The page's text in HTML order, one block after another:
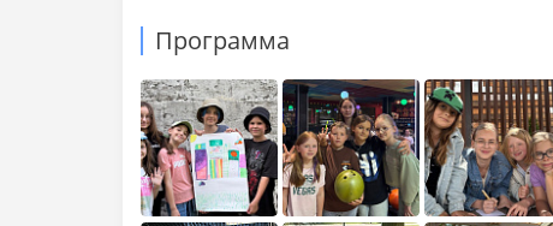
Программа